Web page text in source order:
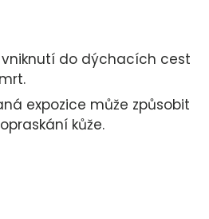
vniknutí do dýchacích cest
expozice může způsobit
kůže.